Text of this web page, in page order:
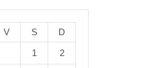
V S D
1 2